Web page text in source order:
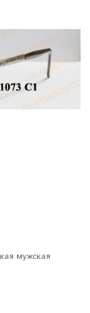
мужская